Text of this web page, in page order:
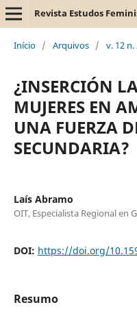
Revista Estudos
Início / Arquivos / v. 12 n.
¿INSERCIÓN
MUJERES EN
UNA FUERZA
SECUNDARIA?
Laís Abramo
OIT, Especialista Regional en
DOI: https://doi.org/
Resumo